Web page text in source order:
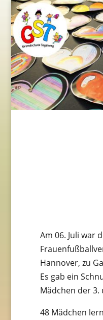
Am 06. Juli war
Hannover, zu
Es gab ein
Mädchen der 3.
48 Mädchen